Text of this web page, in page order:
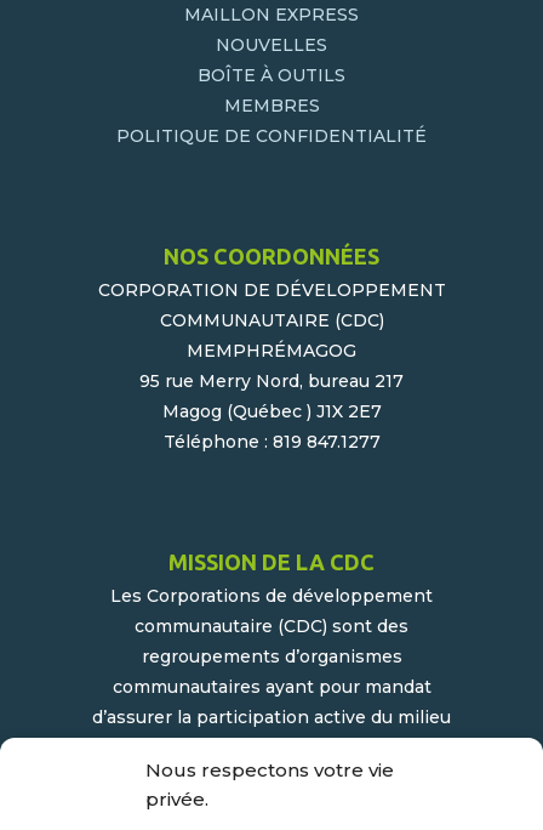
Nous respectons votre vie
privée.
MAILLON EXPRESS
NOUVELLES
BOÎTE À OUTILS
MEMBRES
POLITIQUE DE CONFIDENTIALITÉ
NOS COORDONNÉES
CORPORATION DE DÉVELOPPEMENT
COMMUNAUTAIRE (CDC)
MEMPHRÉMAGOG
95 rue Merry Nord, bureau 217
Magog (Québec ) J1X 2E7
Téléphone : 819 847.1277
MISSION DE LA CDC
Les Corporations de développement
communautaire (CDC) sont des
regroupements d’organismes
communautaires ayant pour mandat
d’assurer la participation active du milieu
développement socioéconomique de leur